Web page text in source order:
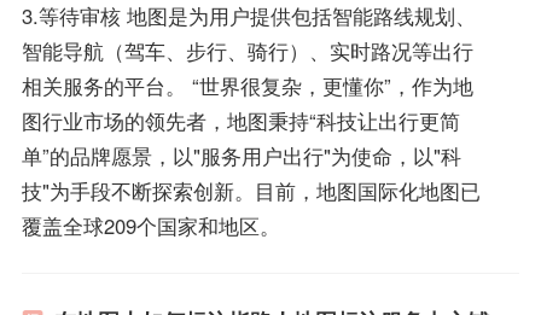
3.等待审核 地图是为用户提供包括智能路线规划、
智能导航（驾车、步行、骑行）、实时路况等出行
相关服务的平台。 “世界很复杂，更懂你”，作为地
图行业市场的领先者，地图秉持“科技让出行更简
单”的品牌愿景，以"服务用户出行"为使命，以"科
技"为手段不断探索创新。目前，地图国际化地图已
覆盖全球209个国家和地区。